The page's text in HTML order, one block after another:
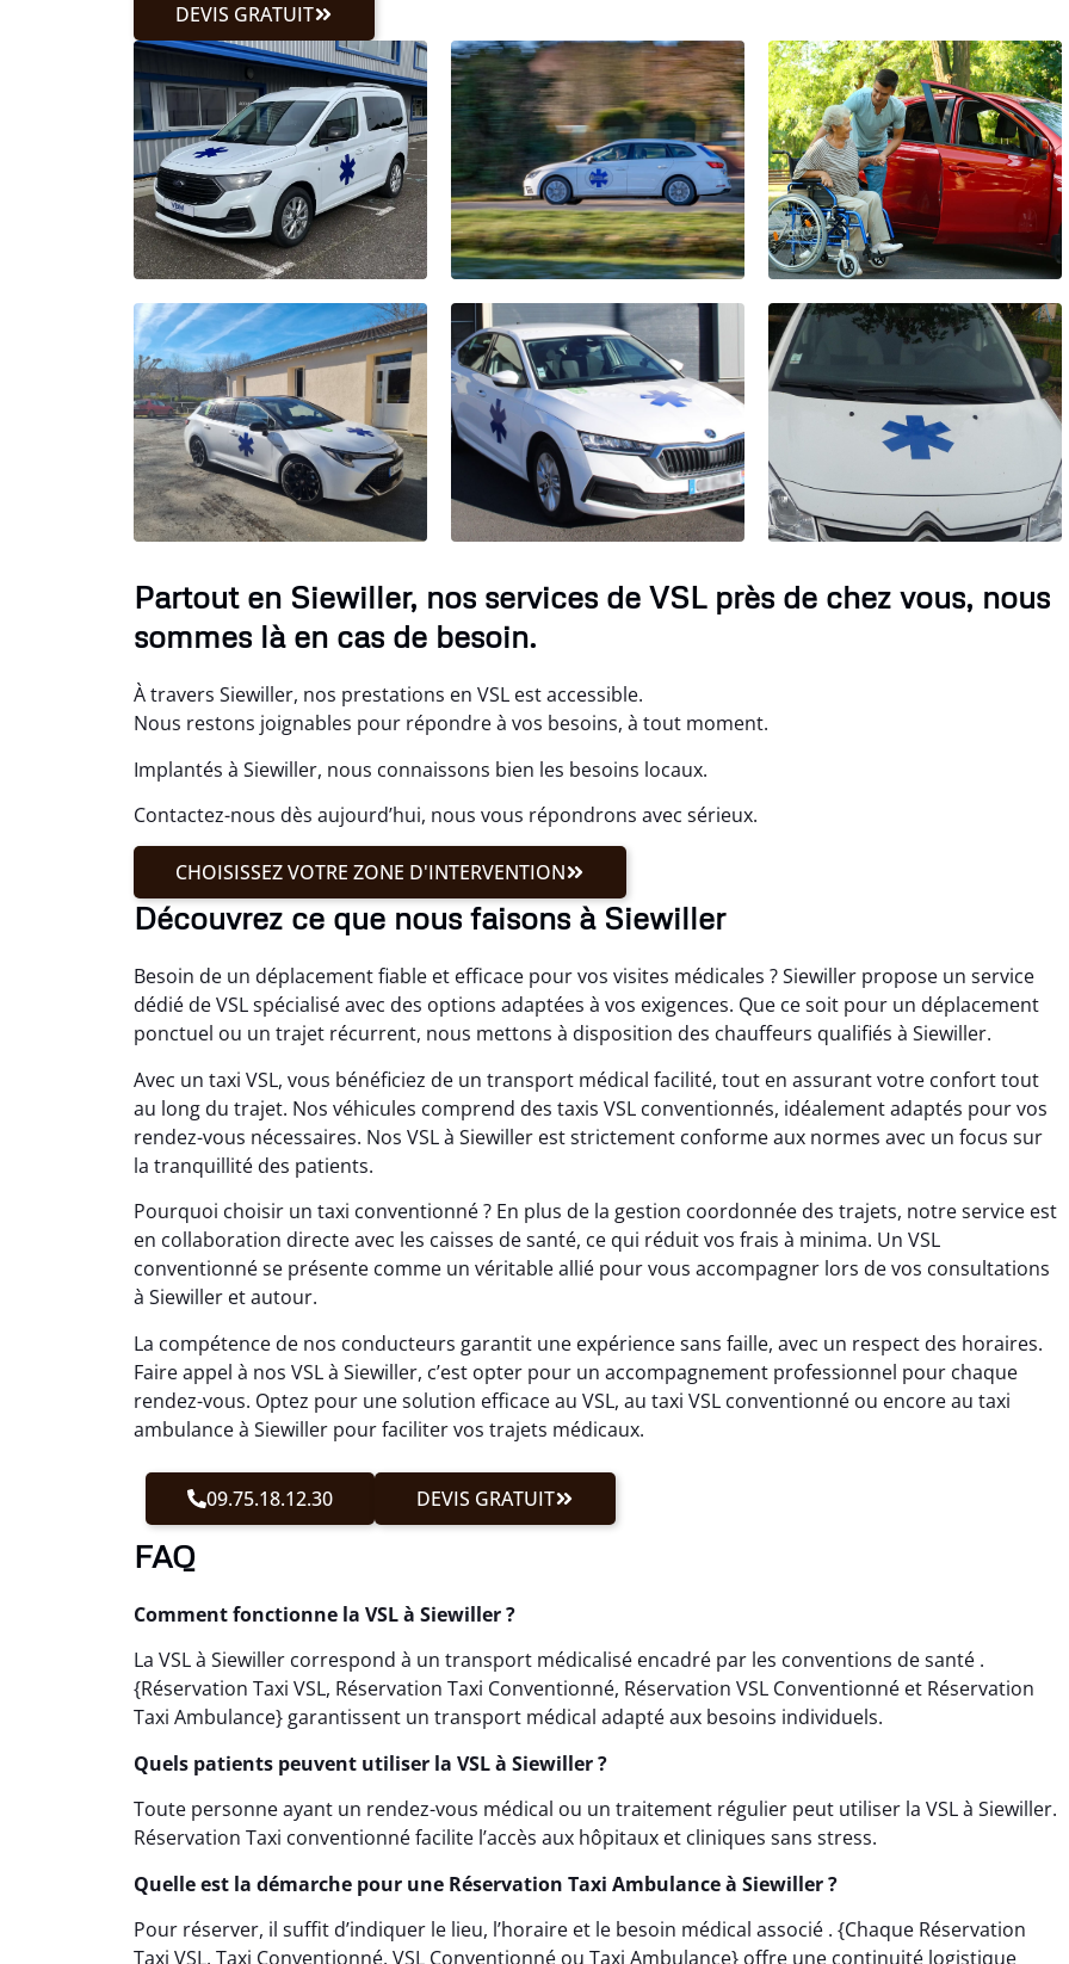
DEVIS GRATUIT
Partout en Siewiller, nos services de VSL près de chez vous, nous
sommes là en cas de besoin.
À travers Siewiller, nos prestations en VSL est accessible.
Nous restons joignables pour répondre à vos besoins, à tout moment.
Implantés à Siewiller, nous connaissons bien les besoins locaux.
Contactez-nous dès aujourd’hui, nous vous répondrons avec sérieux.
CHOISISSEZ VOTRE ZONE D'INTERVENTION
Découvrez ce que nous faisons à Siewiller
Besoin de un déplacement fiable et efficace pour vos visites médicales ? Siewiller propose un service
dédié de VSL spécialisé avec des options adaptées à vos exigences. Que ce soit pour un déplacement
ponctuel ou un trajet récurrent, nous mettons à disposition des chauffeurs qualifiés à Siewiller.
Avec un taxi VSL, vous bénéficiez de un transport médical facilité, tout en assurant votre confort tout
au long du trajet. Nos véhicules comprend des taxis VSL conventionnés, idéalement adaptés pour vos
rendez-vous nécessaires. Nos VSL à Siewiller est strictement conforme aux normes avec un focus sur
la tranquillité des patients.
Pourquoi choisir un taxi conventionné ? En plus de la gestion coordonnée des trajets, notre service est
en collaboration directe avec les caisses de santé, ce qui réduit vos frais à minima. Un VSL
conventionné se présente comme un véritable allié pour vous accompagner lors de vos consultations
à Siewiller et autour.
La compétence de nos conducteurs garantit une expérience sans faille, avec un respect des horaires.
Faire appel à nos VSL à Siewiller, c’est opter pour un accompagnement professionnel pour chaque
rendez-vous. Optez pour une solution efficace au VSL, au taxi VSL conventionné ou encore au taxi
ambulance à Siewiller pour faciliter vos trajets médicaux.
09.75.18.12.30 DEVIS GRATUIT
FAQ
Comment fonctionne la VSL à Siewiller ?
La VSL à Siewiller correspond à un transport médicalisé encadré par les conventions de santé .
{Réservation Taxi VSL, Réservation Taxi Conventionné, Réservation VSL Conventionné et Réservation
Taxi Ambulance} garantissent un transport médical adapté aux besoins individuels.
Quels patients peuvent utiliser la VSL à Siewiller ?
Toute personne ayant un rendez-vous médical ou un traitement régulier peut utiliser la VSL à Siewiller.
Réservation Taxi conventionné facilite l’accès aux hôpitaux et cliniques sans stress.
Quelle est la démarche pour une Réservation Taxi Ambulance à Siewiller ?
Pour réserver, il suffit d’indiquer le lieu, l’horaire et le besoin médical associé . {Chaque Réservation
Taxi VSL, Taxi Conventionné, VSL Conventionné ou Taxi Ambulance} offre une continuité logistique